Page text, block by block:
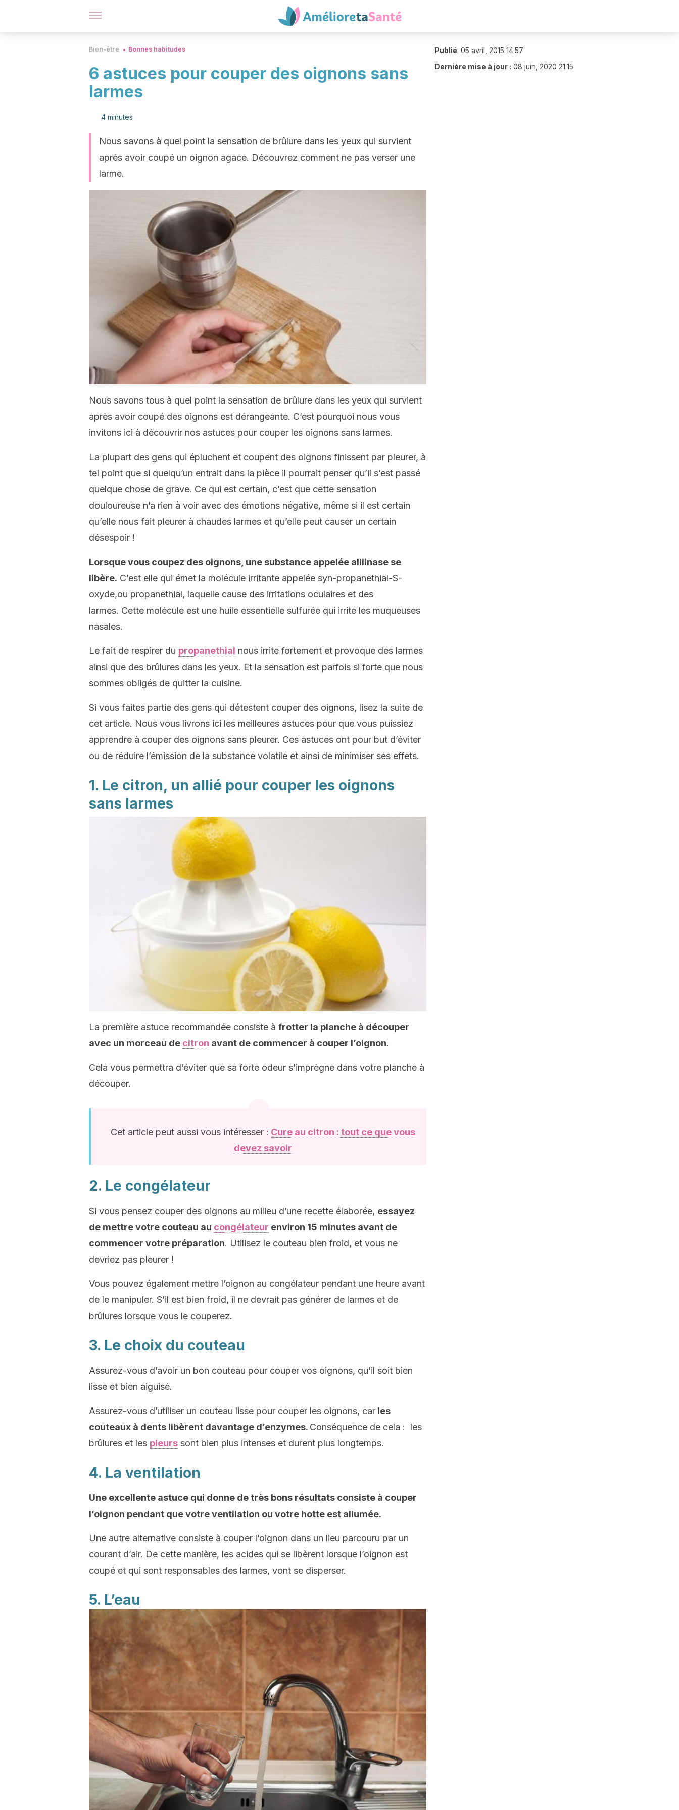
Bien-être Bonnes habitudes
6 astuces pour couper des oignons sans
larmes
4 minutes
Nous savons à quel point la sensation de brûlure dans les yeux qui survient
après avoir coupé un oignon agace. Découvrez comment ne pas verser une
larme.
Nous savons tous à quel point la sensation de brûlure dans les yeux qui survient
après avoir coupé des oignons est dérangeante. C’est pourquoi nous vous
invitons ici à découvrir nos astuces pour couper les oignons sans larmes.
La plupart des gens qui épluchent et coupent des oignons finissent par pleurer, à
tel point que si quelqu’un entrait dans la pièce il pourrait penser qu’il s’est passé
quelque chose de grave. Ce qui est certain, c’est que cette sensation
douloureuse n’a rien à voir avec des émotions négative, même si il est certain
qu’elle nous fait pleurer à chaudes larmes et qu’elle peut causer un certain
désespoir !
Lorsque vous coupez des oignons, une substance appelée alliinase se
libère. C’est elle qui émet la molécule irritante appelée syn-propanethial-S-
oxyde,ou propanethial, laquelle cause des irritations oculaires et des
larmes. Cette molécule est une huile essentielle sulfurée qui irrite les muqueuses
nasales.
Le fait de respirer du propanethial nous irrite fortement et provoque des larmes
ainsi que des brûlures dans les yeux. Et la sensation est parfois si forte que nous
sommes obligés de quitter la cuisine.
Si vous faites partie des gens qui détestent couper des oignons, lisez la suite de
cet article. Nous vous livrons ici les meilleures astuces pour que vous puissiez
apprendre à couper des oignons sans pleurer. Ces astuces ont pour but d’éviter
ou de réduire l’émission de la substance volatile et ainsi de minimiser ses effets.
1. Le citron, un allié pour couper les oignons
sans larmes
La première astuce recommandée consiste à frotter la planche à découper
avec un morceau de citron avant de commencer à couper l’oignon.
Cela vous permettra d’éviter que sa forte odeur s’imprègne dans votre planche à
découper.
Cet article peut aussi vous intéresser : Cure au citron : tout ce que vous
devez savoir
2. Le congélateur
Si vous pensez couper des oignons au milieu d’une recette élaborée, essayez
de mettre votre couteau au congélateur environ 15 minutes avant de
commencer votre préparation. Utilisez le couteau bien froid, et vous ne
devriez pas pleurer !
Vous pouvez également mettre l’oignon au congélateur pendant une heure avant
de le manipuler. S’il est bien froid, il ne devrait pas générer de larmes et de
brûlures lorsque vous le couperez.
3. Le choix du couteau
Assurez-vous d’avoir un bon couteau pour couper vos oignons, qu’il soit bien
lisse et bien aiguisé.
Assurez-vous d’utiliser un couteau lisse pour couper les oignons, car les
couteaux à dents libèrent davantage d’enzymes. Conséquence de cela : les
brûlures et les pleurs sont bien plus intenses et durent plus longtemps.
4. La ventilation
Une excellente astuce qui donne de très bons résultats consiste à couper
l’oignon pendant que votre ventilation ou votre hotte est allumée.
Une autre alternative consiste à couper l’oignon dans un lieu parcouru par un
courant d’air. De cette manière, les acides qui se libèrent lorsque l’oignon est
coupé et qui sont responsables des larmes, vont se disperser.
5. L’eau
Publié: 05 avril, 2015 14:57
Dernière mise à jour : 08 juin, 2020 21:15